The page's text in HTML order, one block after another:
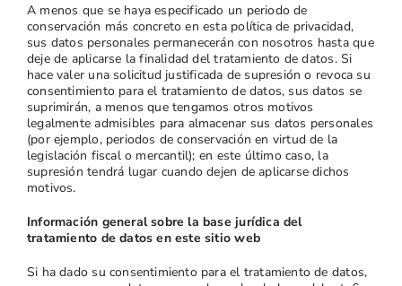
A menos que se haya especificado un periodo de
conservación más concreto en esta política de privacidad,
sus datos personales permanecerán con nosotros hasta que
deje de aplicarse la finalidad del tratamiento de datos. Si
hace valer una solicitud justificada de supresión o revoca su
consentimiento para el tratamiento de datos, sus datos se
suprimirán, a menos que tengamos otros motivos
legalmente admisibles para almacenar sus datos personales
(por ejemplo, periodos de conservación en virtud de la
legislación fiscal o mercantil); en este último caso, la
supresión tendrá lugar cuando dejen de aplicarse dichos
motivos.
Información general sobre la base jurídica del
tratamiento de datos en este sitio web
Si ha dado su consentimiento para el tratamiento de datos,